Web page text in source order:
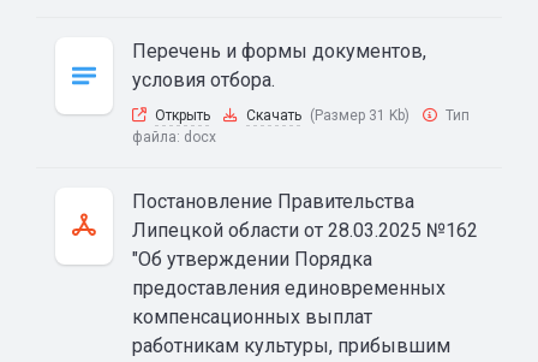
Перечень и формы документов,
условия отбора.
Открыть Скачать (Размер 31 Kb)
Тип
файла: docx
Постановление Правительства
Липецкой области от 28.03.2025 №162
"Об утверждении Порядка
предоставления единовременных
компенсационных выплат
работникам культуры, прибывшим